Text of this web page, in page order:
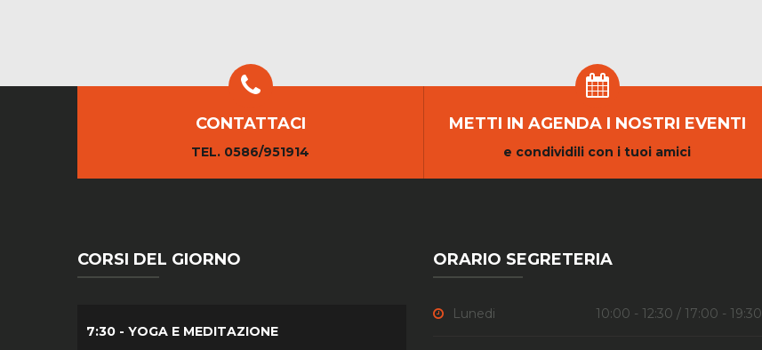
CONTATTACI
TEL. 0586/951914
METTI IN AGENDA I NOSTRI EVENTI
e condividili con i tuoi amici
CORSI DEL GIORNO
7:30 - YOGA E MEDITAZIONE
ORARIO SEGRETERIA
Lunedi 10:00 - 12:30 / 17:00 - 19:30